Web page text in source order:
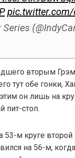
pic.twitter.com/
вторым
тут обе гонки,
он лишь на
пит-стоп.
53-м круге
на 56-м,